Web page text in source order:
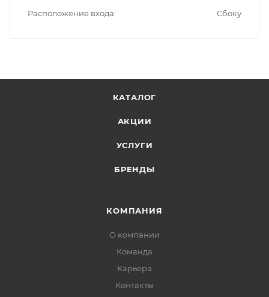
Расположение входа Сбоку
КАТАЛОГ
АКЦИИ
УСЛУГИ
БРЕНДЫ
КОМПАНИЯ
О компании
Команда
Карьера
Контакты